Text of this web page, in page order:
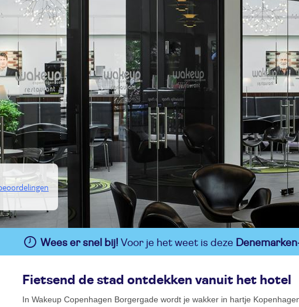
Wees er snel bij! Voor je het weet is deze
Fietsend de stad ontdekken vanuit het hotel
In Wakeup Copenhagen Borgergade wordt je wakker in hartje